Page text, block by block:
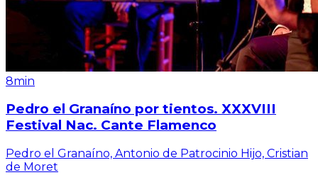
8min
Pedro el Granaíno por tientos. XXXVIII
Festival Nac. Cante Flamenco
Pedro el Granaíno, Antonio de Patrocinio Hijo, Cristian
de Moret